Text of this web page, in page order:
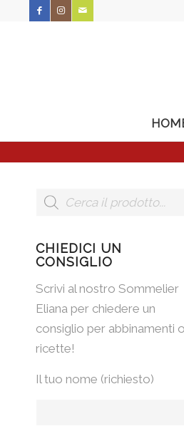
CHIEDICI UN
CONSIGLIO
Scrivi al nostro Sommelier
Eliana per chiedere un
consiglio per abbinamenti o
ricette!
Il tuo nome (richiesto)